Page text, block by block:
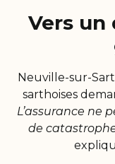
Vers un
Neuville-sur-
sarthoises
L’assurance ne
de